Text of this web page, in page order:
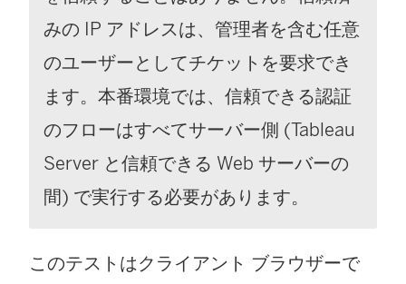
みの IP アドレスは、管理者を含む任意
のユーザーとしてチケットを要求でき
ます。本番環境では、信頼できる認証
のフローはすべてサーバー側 (Tableau
Server と信頼できる Web サーバーの
間) で実行する必要があります。
このテストはクライアント ブラウザーで